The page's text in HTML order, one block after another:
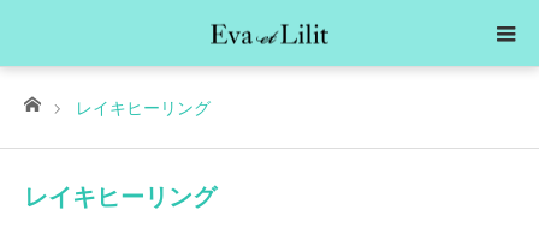
ホームレイキヒーリング
レイキヒーリング